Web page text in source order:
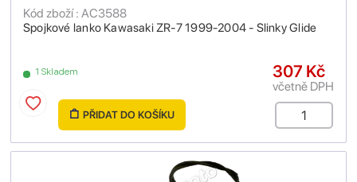
Spojkové lanko Kawasaki ZR-7 1999-2004 - Slinky Glide
Kód zboží : AC3588
1 Skladem 307 Kč
včetně DPH
PŘIDAT DO KOŠÍKU